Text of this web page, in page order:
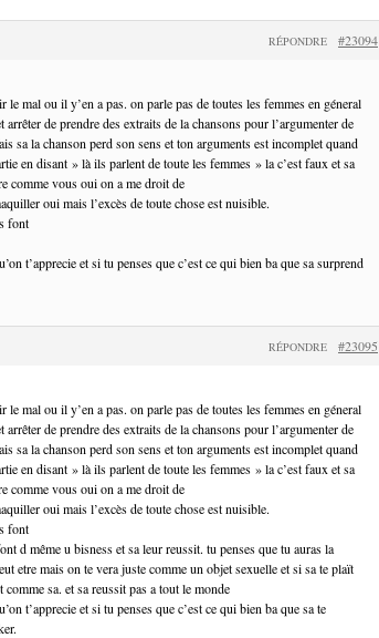
#23094
RÉPONDRE
le mal ou il y’en a pas. on parle pas de toutes les femmes en géneral
de prendre des extraits de la chansons pour l’argumenter de
sa la chanson perd son sens et ton arguments est incomplet quand
en disant » là ils parlent de toute les femmes » la c’est faux et sa
comme vous oui on a me droit de
oui mais l’excès de toute chose est nuisible.
font
t’apprecie et si tu penses que c’est ce qui bien ba que sa surprend
#23095
RÉPONDRE
le mal ou il y’en a pas. on parle pas de toutes les femmes en géneral
de prendre des extraits de la chansons pour l’argumenter de
sa la chanson perd son sens et ton arguments est incomplet quand
en disant » là ils parlent de toute les femmes » la c’est faux et sa
comme vous oui on a me droit de
oui mais l’excès de toute chose est nuisible.
font
d même u bisness et sa leur reussit. tu penses que tu auras la
etre mais on te vera juste comme un objet sexuelle et si sa te plaït
sa. et sa reussit pas a tout le monde
t’apprecie et si tu penses que c’est ce qui bien ba que sa te